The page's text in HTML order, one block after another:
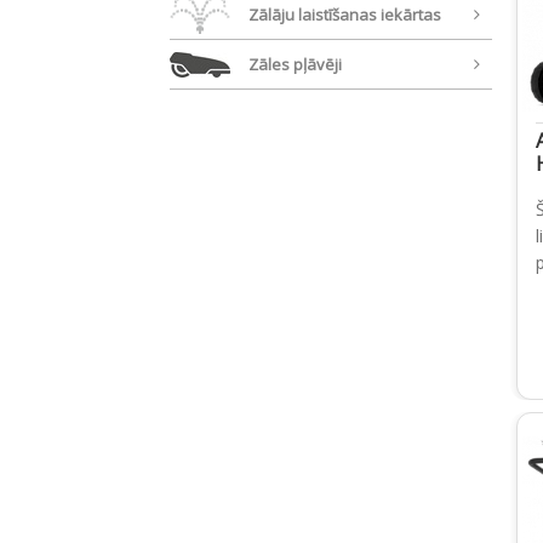
Zālāju laistīšanas iekārtas
Zāles pļāvēji